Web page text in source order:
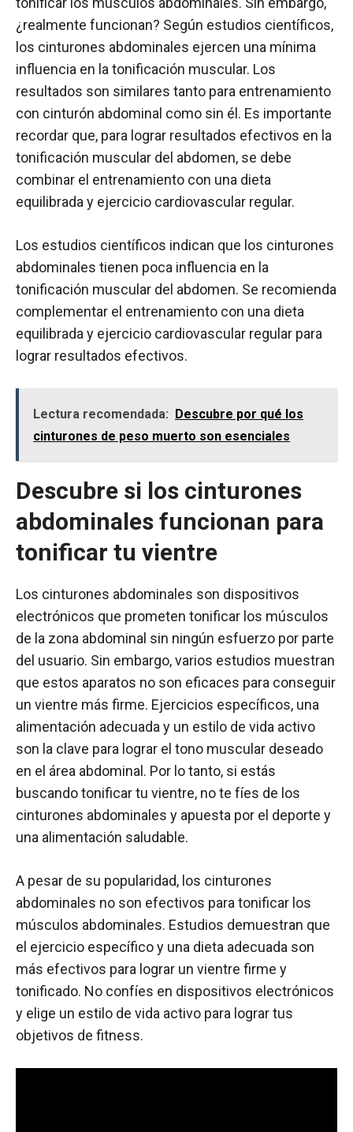
¿realmente funcionan? Según estudios científicos,
los cinturones abdominales ejercen una mínima
influencia en la tonificación muscular. Los
resultados son similares tanto para entrenamiento
con cinturón abdominal como sin él. Es importante
recordar que, para lograr resultados efectivos en la
tonificación muscular del abdomen, se debe
combinar el entrenamiento con una dieta
equilibrada y ejercicio cardiovascular regular.
Los estudios científicos indican que los cinturones
abdominales tienen poca influencia en la
tonificación muscular del abdomen. Se recomienda
complementar el entrenamiento con una dieta
equilibrada y ejercicio cardiovascular regular para
lograr resultados efectivos.
Lectura recomendada: Descubre por qué los
cinturones de peso muerto son esenciales
Descubre si los cinturones
abdominales funcionan para
tonificar tu vientre
Los cinturones abdominales son dispositivos
electrónicos que prometen tonificar los músculos
de la zona abdominal sin ningún esfuerzo por parte
del usuario. Sin embargo, varios estudios muestran
que estos aparatos no son eficaces para conseguir
un vientre más firme. Ejercicios específicos, una
alimentación adecuada y un estilo de vida activo
son la clave para lograr el tono muscular deseado
en el área abdominal. Por lo tanto, si estás
buscando tonificar tu vientre, no te fíes de los
cinturones abdominales y apuesta por el deporte y
una alimentación saludable.
A pesar de su popularidad, los cinturones
abdominales no son efectivos para tonificar los
músculos abdominales. Estudios demuestran que
el ejercicio específico y una dieta adecuada son
más efectivos para lograr un vientre firme y
tonificado. No confíes en dispositivos electrónicos
y elige un estilo de vida activo para lograr tus
objetivos de fitness.